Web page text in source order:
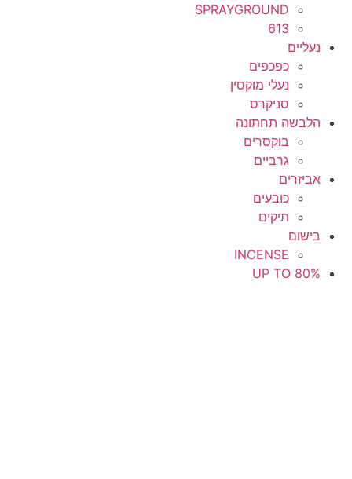
SPRAYGROUND
613
נעליים
כפכפים
נעלי מוקסין
סניקרס
הלבשה תחתונה
בוקסרים
גרביים
אביזרים
כובעים
תיקים
בישום
INCENSE
UP TO 80%